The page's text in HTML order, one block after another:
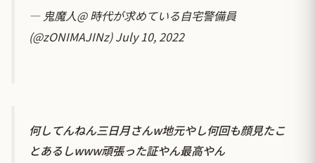
— 鬼魔人@ 時代が求めている自宅警備員
(@zONIMAJINz)July 10, 2022
何してんねん三日月さんw地元やし何回も顔見たこ
とあるしwww頑張った証やん最高やん